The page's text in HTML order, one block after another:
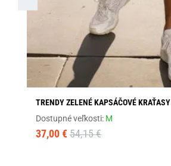
TRENDY ZELENÉ KAPSÁČOVÉ KRAŤASY
Dostupné veľkosti: M
37,00 € 54,15 €